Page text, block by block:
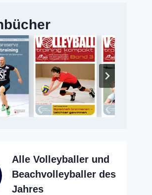
Alle Volleyballer und
Beachvolleyballer des
Jahres